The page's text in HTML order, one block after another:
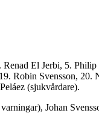
El Jerbi, 5.
Svensson, 20.
(sjukvårdare).
Johan